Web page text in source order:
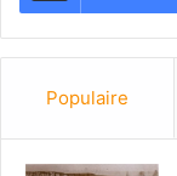
Populaire